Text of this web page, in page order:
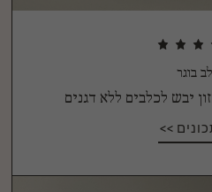
בוגר
יבש לכלבים ללא דגנים
>>